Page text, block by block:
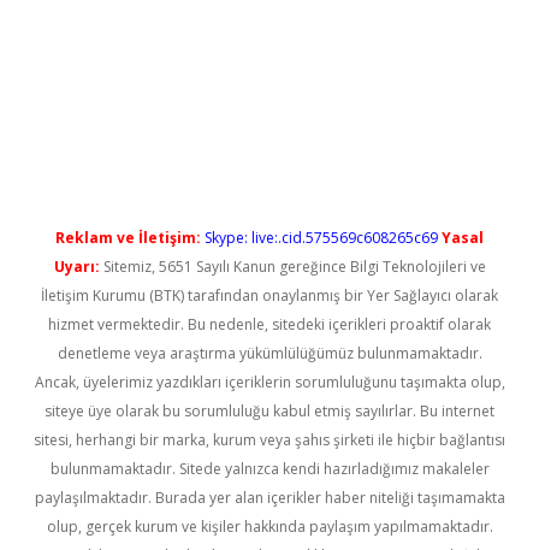
Reklam ve İletişim: Skype: live:.cid.575569c608265c69Yasal
Uyarı: Sitemiz, 5651 Sayılı Kanun gereğince Bilgi Teknolojileri ve
İletişim Kurumu (BTK) tarafından onaylanmış bir Yer Sağlayıcı olarak
hizmet vermektedir. Bu nedenle, sitedeki içerikleri proaktif olarak
denetleme veya araştırma yükümlülüğümüz bulunmamaktadır.
Ancak, üyelerimiz yazdıkları içeriklerin sorumluluğunu taşımakta olup,
siteye üye olarak bu sorumluluğu kabul etmiş sayılırlar. Bu internet
sitesi, herhangi bir marka, kurum veya şahıs şirketi ile hiçbir bağlantısı
bulunmamaktadır. Sitede yalnızca kendi hazırladığımız makaleler
paylaşılmaktadır. Burada yer alan içerikler haber niteliği taşımamakta
olup, gerçek kurum ve kişiler hakkında paylaşım yapılmamaktadır.